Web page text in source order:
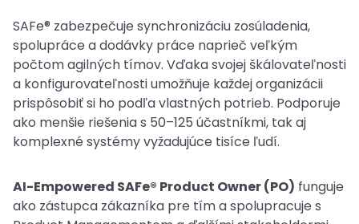
SAFe® zabezpečuje synchronizáciu zosúladenia,
spolupráce a dodávky práce naprieč veľkým
počtom agilných tímov. Vďaka svojej škálovateľnosti
a konfigurovateľnosti umožňuje každej organizácii
prispôsobiť si ho podľa vlastných potrieb. Podporuje
ako menšie riešenia s 50–125 účastníkmi, tak aj
komplexné systémy vyžadujúce tisíce ľudí.
AI-Empowered SAFe® Product Owner (PO) funguje
ako zástupca zákazníka pre tím a spolupracuje s